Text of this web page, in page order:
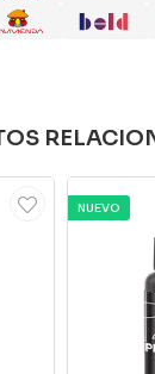
NUEVO